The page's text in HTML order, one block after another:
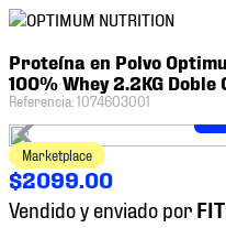
Proteína en Polvo
100% Whey 2.2KG Doble
Referencia:1074603001
Marketplace
$2099.00
Vendido y enviado por
BUSCADOS
1.
tenis mujer
2.
3.
tenis
4.
tenis futbol